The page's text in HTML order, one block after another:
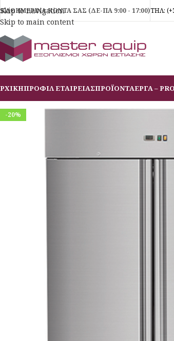
Skip to navigation
Skip to main content
ΚΑΘΗΜΕΡΙΝΑ ΚΟΝΤΑ ΣΑΣ (ΔΕ-ΠΑ 9:00 - 17:00)ΤΗΛ:
ΠΡΟΦΙΛ ΕΤΑΙΡΕΙΑΣΠΡΟΪΟΝΤΑΕΡΓΑ –
-20%